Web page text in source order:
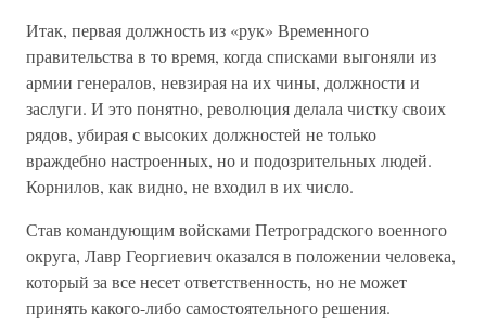
Итак, первая должность из «рук» Временного
правительства в то время, когда списками выгоняли из
армии генералов, невзирая на их чины, должности и
заслуги. И это понятно, революция делала чистку своих
рядов, убирая с высоких должностей не только
враждебно настроенных, но и подозрительных людей.
Корнилов, как видно, не входил в их число.
Став командующим войсками Петроградского военного
округа, Лавр Георгиевич оказался в положении человека,
который за все несет ответственность, но не может
принять какого-либо самостоятельного решения.